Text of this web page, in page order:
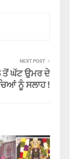
NEXT POST
ਤੋਂ ਘੱਟ ਉਮਰ ਦੇ
ਨੂੰ ਸਲਾਹ !